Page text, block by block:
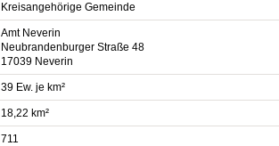
Kreisangehörige Gemeinde
Amt Neverin
Neubrandenburger Straße 48
17039 Neverin
39 Ew. je km²
18,22 km²
711